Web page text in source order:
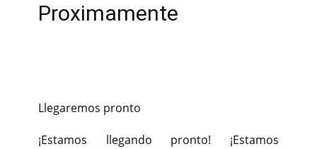
Proximamente
Llegaremos pronto
¡Estamos llegando pronto! ¡Estamos